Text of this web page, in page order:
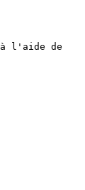
à l'aide de